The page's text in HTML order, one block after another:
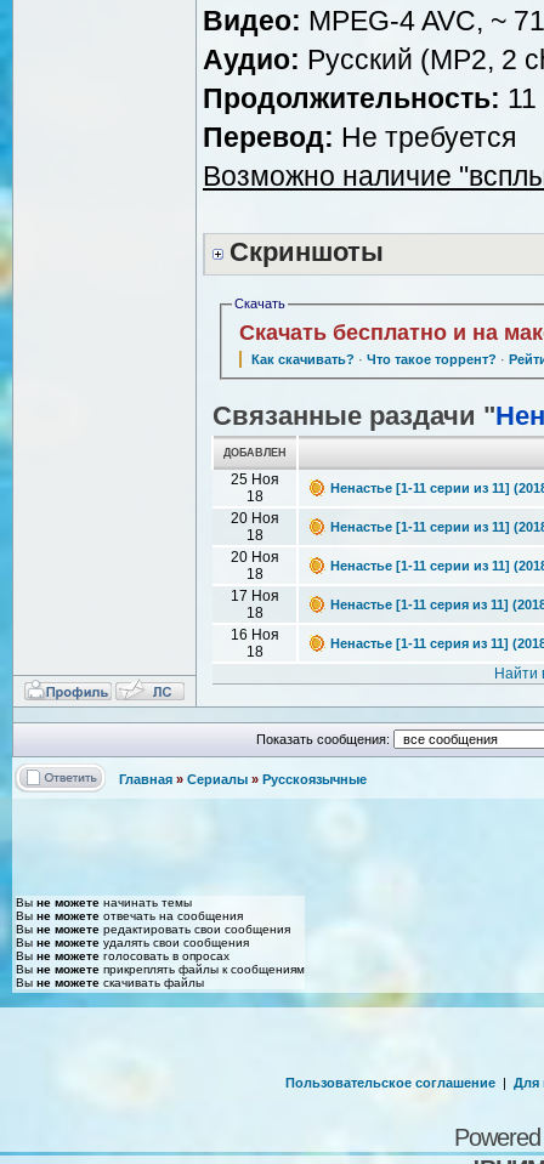
Видео: MPEG-4 AVC, ~
Аудио: Русский (MP2, 2
Продолжительность:
Перевод: Не требуется
Возможно наличие
Скриншоты
Скачать
Скачать бесплатно и на
Как скачивать? · Что такое торрент? ·
Связанные раздачи "
ДОБАВЛЕН
25 Ноя
18
Ненастье [1-11 серии из 11]
20 Ноя
18
Ненастье [1-11 серии из 11]
20 Ноя
18
Ненастье [1-11 серии из 11]
17 Ноя
18
Ненастье [1-11 серия из 11]
16 Ноя
18
Ненастье [1-11 серия из 11]
Найти
Показать сообщения:
Главная » Сериалы » Русскоязычные
Вы не можете начинать темы
Вы не можете отвечать на сообщения
Вы не можете редактировать свои сообщения
Вы не можете удалять свои сообщения
Вы не можете голосовать в опросах
Вы не можете прикреплять файлы к сообщениям
Вы не можете скачивать файлы
Пользовательское соглашение | Для